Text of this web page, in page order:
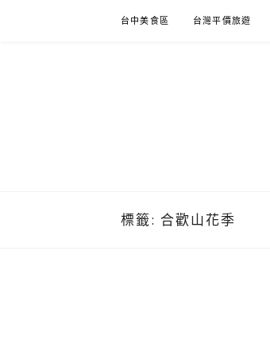
台中美食區 台灣平價旅遊
標籤: 合歡山花季